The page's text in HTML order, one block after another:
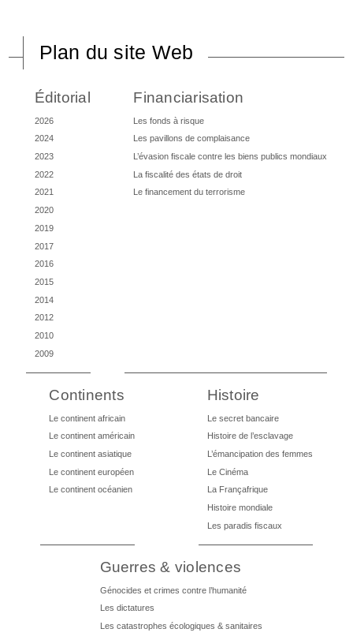
Plan du site Web
Éditorial
2026
2024
2023
2022
2021
2020
2019
2017
2016
2015
2014
2012
2010
2009
Financiarisation
Les fonds à risque
Les pavillons de complaisance
L’évasion fiscale contre les biens publics mondiaux
La fiscalité des états de droit
Le financement du terrorisme
Continents
Le continent africain
Le continent américain
Le continent asiatique
Le continent européen
Le continent océanien
Histoire
Le secret bancaire
Histoire de l’esclavage
L’émancipation des femmes
Le Cinéma
La Françafrique
Histoire mondiale
Les paradis fiscaux
Guerres & violences
Génocides et crimes contre l’humanité
Les dictatures
Les catastrophes écologiques & sanitaires